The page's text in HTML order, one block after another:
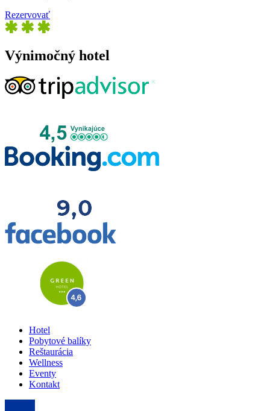
Rezervovať
Výnimočný hotel
Hotel
Pobytové balíky
Reštaurácia
Wellness
Eventy
Kontakt